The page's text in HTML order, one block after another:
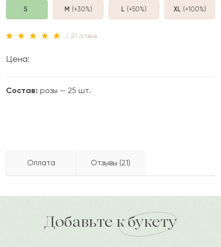
S M (+30%) L (+50%) XL (+100%)
/ 21 отзыв
Цена:
Состав: розы — 25 шт.
Оплата Отзывы (21)
доставка по городу в течение часа
Х 2022-06-17
Хатифа
2022-06-02
Добавьте к букету